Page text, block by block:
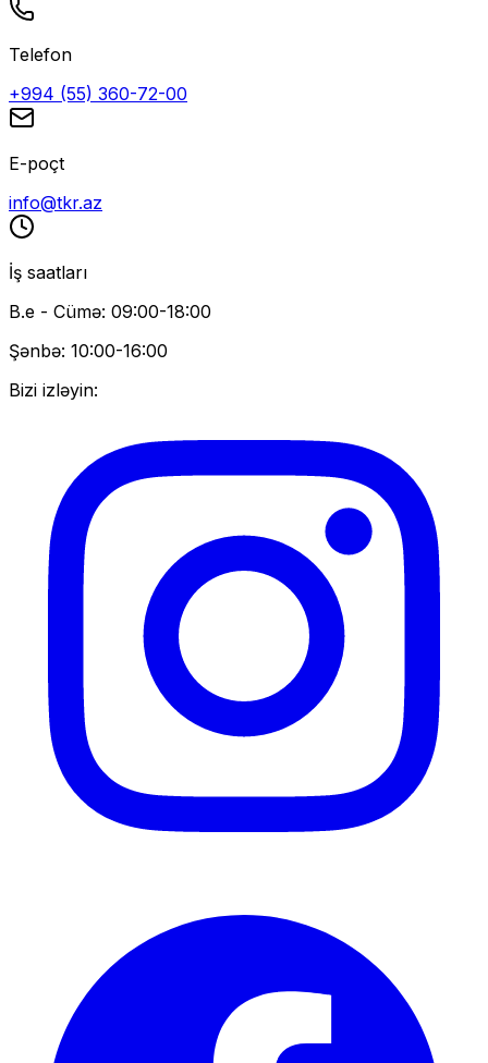
Telefon
+994 (55) 360-72-00
E-poçt
info@tkr.az
İş saatları
B.e - Cümə: 09:00-18:00
Şənbə: 10:00-16:00
Bizi izləyin: